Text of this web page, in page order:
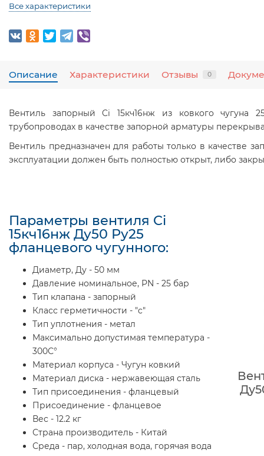
Все характеристики
Описание Характеристики Отзывы 0
Вентиль запорный Ci 15кч16нж из ковкого чугуна
трубопроводах в качестве запорной арматуры
Вентиль предназначен для работы только в качестве
эксплуатации должен быть полностью открыт, либо
Параметры вентиля Ci
15кч16нж Ду50 Ру25
фланцевого чугунного:
Диаметр, Ду - 50 мм
Давление номинальное, PN - 25 бар
Тип клапана - запорный
Класс герметичности - "c"
Тип уплотнения - метал
Максимально допустимая температура -
300С°
Материал корпуса - Чугун ковкий
Материал диска - нержавеющая сталь
Тип присоединения - фланцевый
Присоединение - фланцевое
Вес - 12.2 кг
Страна производитель - Китай
Среда - пар, холодная вода, горячая вода